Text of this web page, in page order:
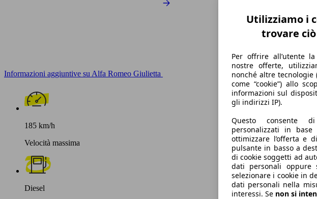
Informazioni aggiuntive su Alfa Romeo Giulietta
185 km/h
Velocità massima
Diesel
Utilizziamo i
trovare
Per offrire all’utente
nostre offerte,
nonché altre
come “cookie”) allo
informazioni sul
gli indirizzi IP).
Questo consente
personalizzati in
ottimizzare l’offerta e
pulsante in basso a
di cookie soggetti ad
dati personali
selezionare i cookie in
dati personali nella
interessi. Se non si